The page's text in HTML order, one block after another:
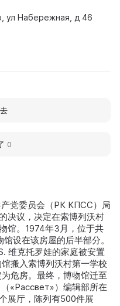
产党委员会（РК КПСС）局
决议，决定在索博列沃村
馆。1974年3月，位于共
设在该房屋的后半部分。
维克托罗娃的家庭被安置
搬入索博列沃村第一学校
危房。最终，博物馆迁至
«Рассвет»）编辑部所在
展厅，陈列有500件展
ул Набережная, д 46
0